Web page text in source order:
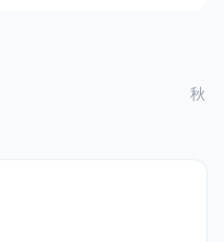
秋